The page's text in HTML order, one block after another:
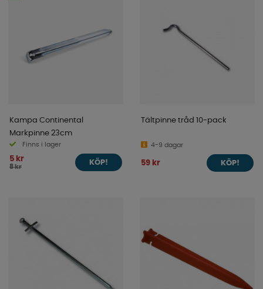
Kampa Continental
Markpinne 23cm
Finns i lager
5 kr
8 kr
KÖP!
Tältpinne tråd 10-pack
4-9 dagar
59 kr KÖP!